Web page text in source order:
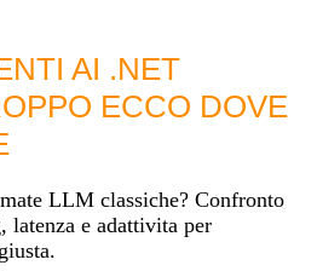
AI .NET
ECCO DOVE
LLM classiche? Confronto
latenza e adattivita per